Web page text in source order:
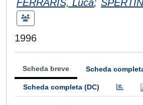
FERRARIS, Luca;
1996
Scheda breve Scheda
Scheda completa (DC)